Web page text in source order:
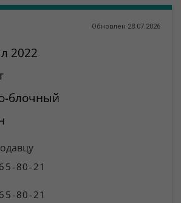
Обновлен 28.07.2026
2022
блочный
80-21
80-21